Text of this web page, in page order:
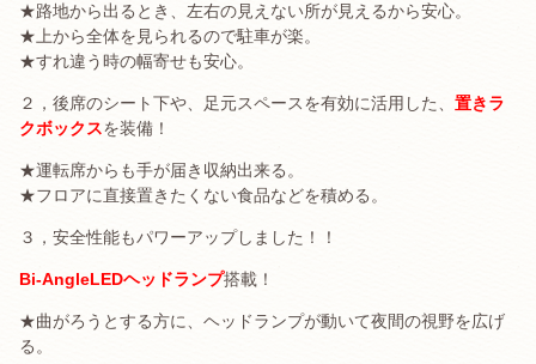
★路地から出るとき、左右の見えない所が見えるから安心。
★上から全体を見られるので駐車が楽。
★すれ違う時の幅寄せも安心。
２，後席のシート下や、足元スペースを有効に活用した、 置きラ
クボックスを装備！
★運転席からも手が届き収納出来る。
★フロアに直接置きたくない食品などを積める。
３，安全性能もパワーアップしました！！
Bi-AngleLEDヘッドランプ搭載！
★曲がろうとする方に、ヘッドランプが動いて夜間の視野を広げ
る。